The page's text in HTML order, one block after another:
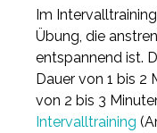
Im
Übung, die
entspannend ist.
Dauer von 1 bis 2
von 2 bis 3
Intervalltraining